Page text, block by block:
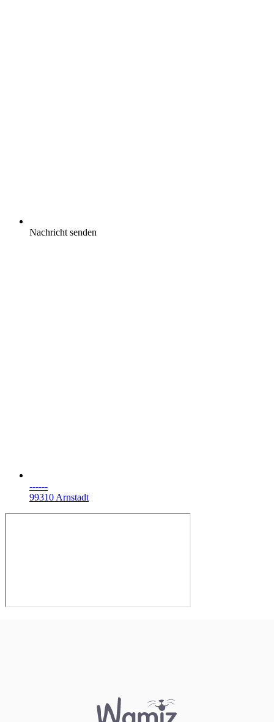
Nachricht senden
------
99310 Arnstadt